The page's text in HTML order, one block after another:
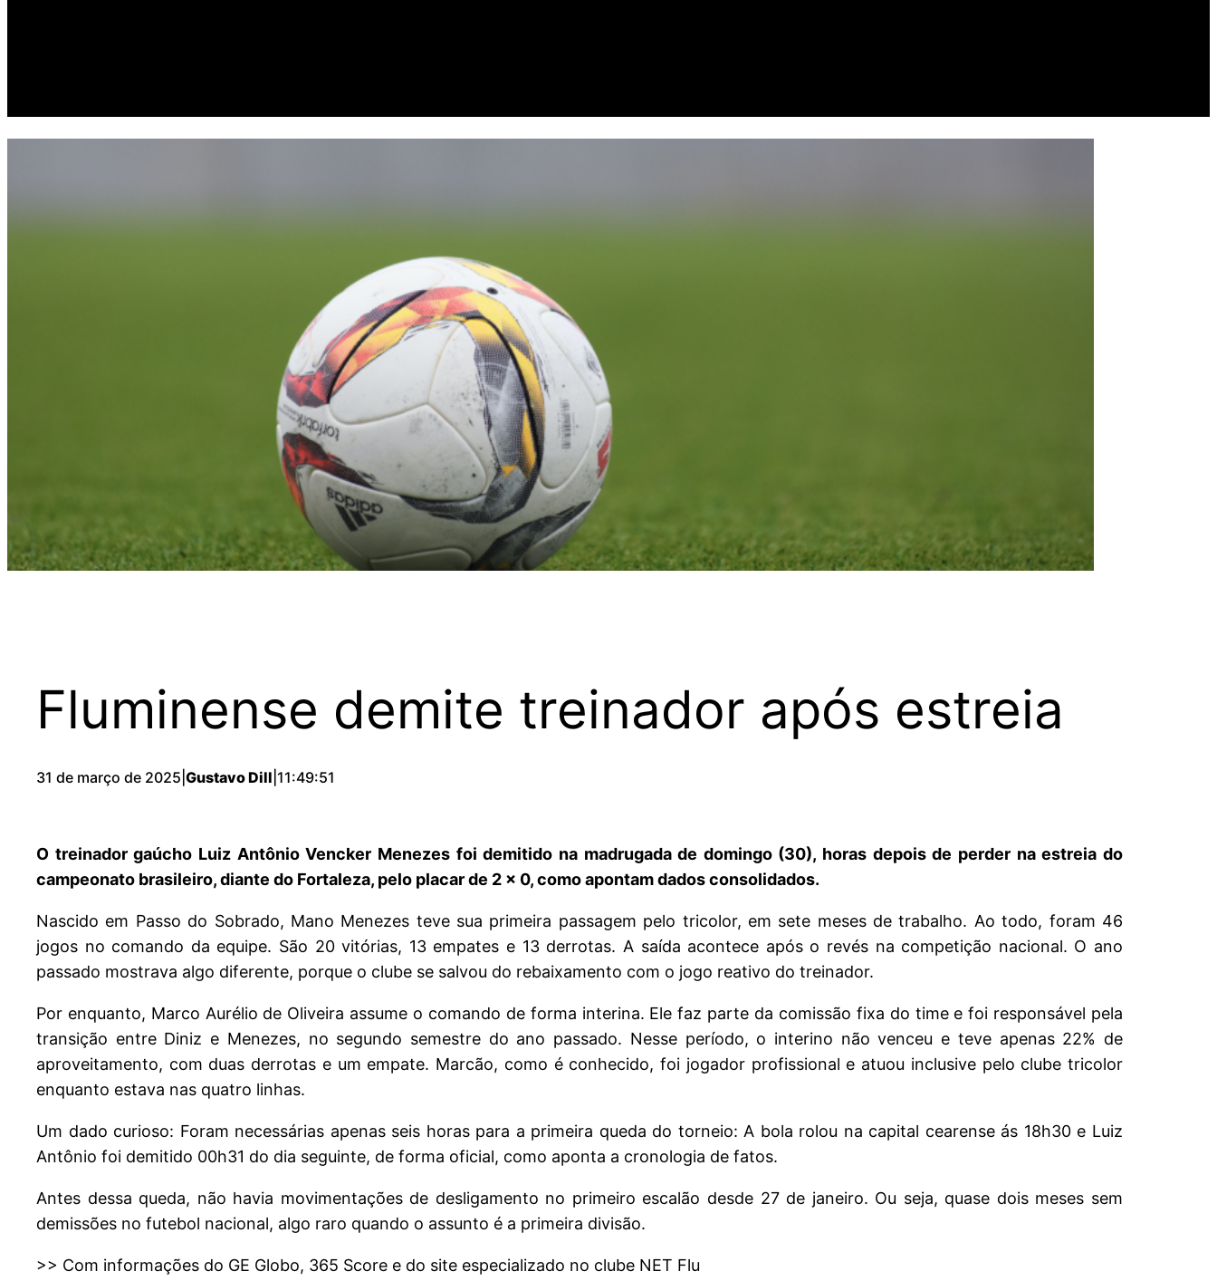
Fluminense demite treinador após estreia
31 de março de 2025 Gustavo Dill 11:49:51
O treinador gaúcho Luiz Antônio Vencker Menezes foi demitido na madrugada de domingo (30), horas depois de perder na estreia do
campeonato brasileiro, diante do Fortaleza, pelo placar de 2 x 0, como apontam dados consolidados.
Nascido em Passo do Sobrado, Mano Menezes teve sua primeira passagem pelo tricolor, em sete meses de trabalho. Ao todo, foram 46
jogos no comando da equipe. São 20 vitórias, 13 empates e 13 derrotas. A saída acontece após o revés na competição nacional. O ano
passado mostrava algo diferente, porque o clube se salvou do rebaixamento com o jogo reativo do treinador.
Por enquanto, Marco Aurélio de Oliveira assume o comando de forma interina. Ele faz parte da comissão fixa do time e foi responsável pela
transição entre Diniz e Menezes, no segundo semestre do ano passado. Nesse período, o interino não venceu e teve apenas 22% de
aproveitamento, com duas derrotas e um empate. Marcão, como é conhecido, foi jogador profissional e atuou inclusive pelo clube tricolor
enquanto estava nas quatro linhas.
Um dado curioso: Foram necessárias apenas seis horas para a primeira queda do torneio: A bola rolou na capital cearense ás 18h30 e Luiz
Antônio foi demitido 00h31 do dia seguinte, de forma oficial, como aponta a cronologia de fatos.
Antes dessa queda, não havia movimentações de desligamento no primeiro escalão desde 27 de janeiro. Ou seja, quase dois meses sem
demissões no futebol nacional, algo raro quando o assunto é a primeira divisão.
>> Com informações do GE Globo, 365 Score e do site especializado no clube NET Flu